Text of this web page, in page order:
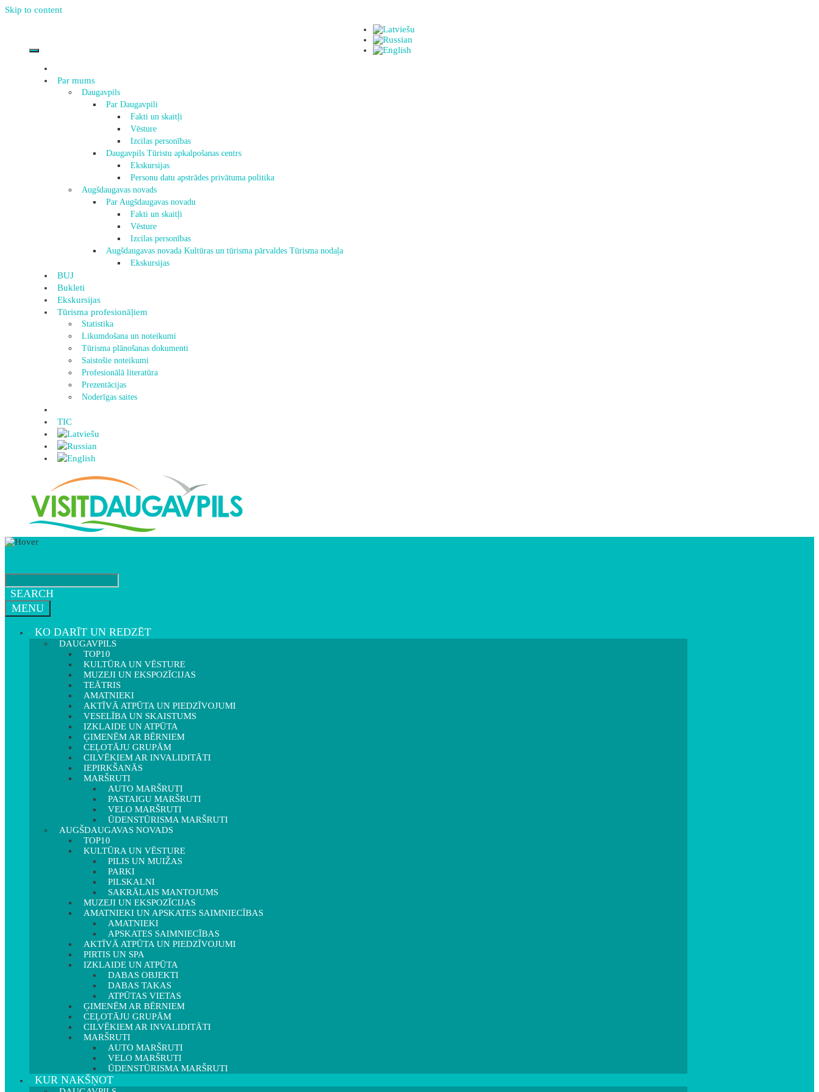
Skip to content
Par mums
Daugavpils
Par Daugavpili
Fakti un skaitļi
Vēsture
Izcilas personības
Daugavpils Tūristu apkalpošanas centrs
Ekskursijas
Personu datu apstrādes privātuma politika
Augšdaugavas novads
Par Augšdaugavas novadu
Fakti un skaitļi
Vēsture
Izcilas personības
Augšdaugavas novada Kultūras un tūrisma pārvaldes Tūrisma nodaļa
Ekskursijas
BUJ
Bukleti
Ekskursijas
Tūrisma profesionāļiem
Statistika
Likumdošana un noteikumi
Tūrisma plānošanas dokumenti
Saistošie noteikumi
Profesionālā literatūra
Prezentācijas
Noderīgas saites
TIC
SEARCH
MENU
KO DARĪT UN REDZĒT
DAUGAVPILS
TOP10
KULTŪRA UN VĒSTURE
MUZEJI UN EKSPOZĪCIJAS
TEĀTRIS
AMATNIEKI
AKTĪVĀ ATPŪTA UN PIEDZĪVOJUMI
VESELĪBA UN SKAISTUMS
IZKLAIDE UN ATPŪTA
ĢIMENĒM AR BĒRNIEM
CEĻOTĀJU GRUPĀM
CILVĒKIEM AR INVALIDITĀTI
IEPIRKŠANĀS
MARŠRUTI
AUTO MARŠRUTI
PASTAIGU MARŠRUTI
VELO MARŠRUTI
ŪDENSTŪRISMA MARŠRUTI
AUGŠDAUGAVAS NOVADS
TOP10
KULTŪRA UN VĒSTURE
PILIS UN MUIŽAS
PARKI
PILSKALNI
SAKRĀLAIS MANTOJUMS
MUZEJI UN EKSPOZĪCIJAS
AMATNIEKI UN APSKATES SAIMNIECĪBAS
AMATNIEKI
APSKATES SAIMNIECĪBAS
AKTĪVĀ ATPŪTA UN PIEDZĪVOJUMI
PIRTIS UN SPA
IZKLAIDE UN ATPŪTA
DABAS OBJEKTI
DABAS TAKAS
ATPŪTAS VIETAS
ĢIMENĒM AR BĒRNIEM
CEĻOTĀJU GRUPĀM
CILVĒKIEM AR INVALIDITĀTI
MARŠRUTI
AUTO MARŠRUTI
VELO MARŠRUTI
ŪDENSTŪRISMA MARŠRUTI
KUR NAKŠŅOT